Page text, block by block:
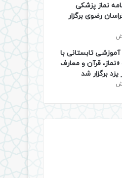
نماز پزشکی
رضوی برگزار
تابستانی با
قرآن و معارف
برگزار شد